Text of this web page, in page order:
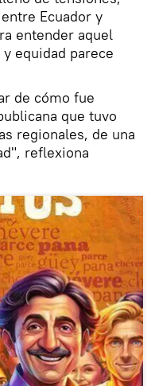
Ecuador y
entender aquel
equidad parece
de cómo fue
que tuvo
regionales, de una
reflexiona